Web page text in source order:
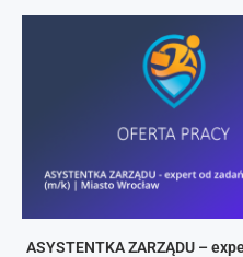
ASYSTENTKA ZARZĄDU –